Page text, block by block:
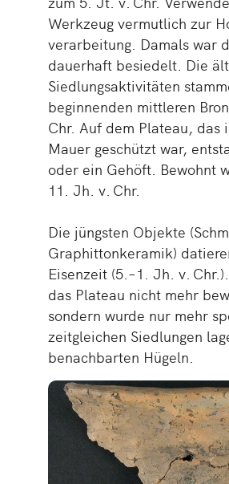
Werkzeug vermutlich zur
verarbeitung. Damals war
dauerhaft besiedelt. Die
Siedlungsaktivitäten
beginnenden mittleren
Chr. Auf dem Plateau, das
Mauer geschützt war,
oder ein Gehöft. Bewohnt
11. Jh. v. Chr.
Die jüngsten Objekte
Graphittonkeramik)
Eisenzeit (5.–1. Jh. v.
das Plateau nicht mehr
sondern wurde nur mehr
zeitgleichen Siedlungen
benachbarten Hügeln.